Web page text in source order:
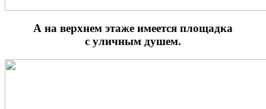
А на верхнем этаже имеется площадка
с уличным душем.